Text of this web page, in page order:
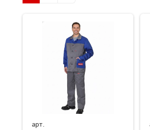
арт.